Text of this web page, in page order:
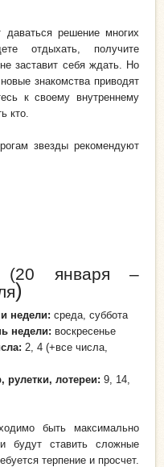
решение многих
отдыхать, получите
заставит себя ждать. Но
знакомства приводят
к своему внутреннему
кто.
звезды рекомендуют
(20 января –
)
недели: среда, суббота
недели: воскресенье
2, 4 (+все числа,
рулетки, лотереи: 9, 14,
быть максимально
будут ставить сложные
терпение и просчет.